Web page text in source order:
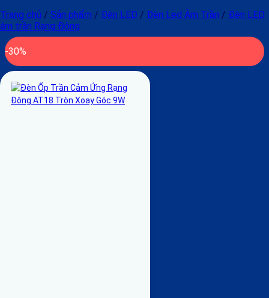
Trang chủ / Sản phẩm / Đèn LED / Đèn Led Âm Trần / Đèn LED
âm trần Rạng Đông
-30%